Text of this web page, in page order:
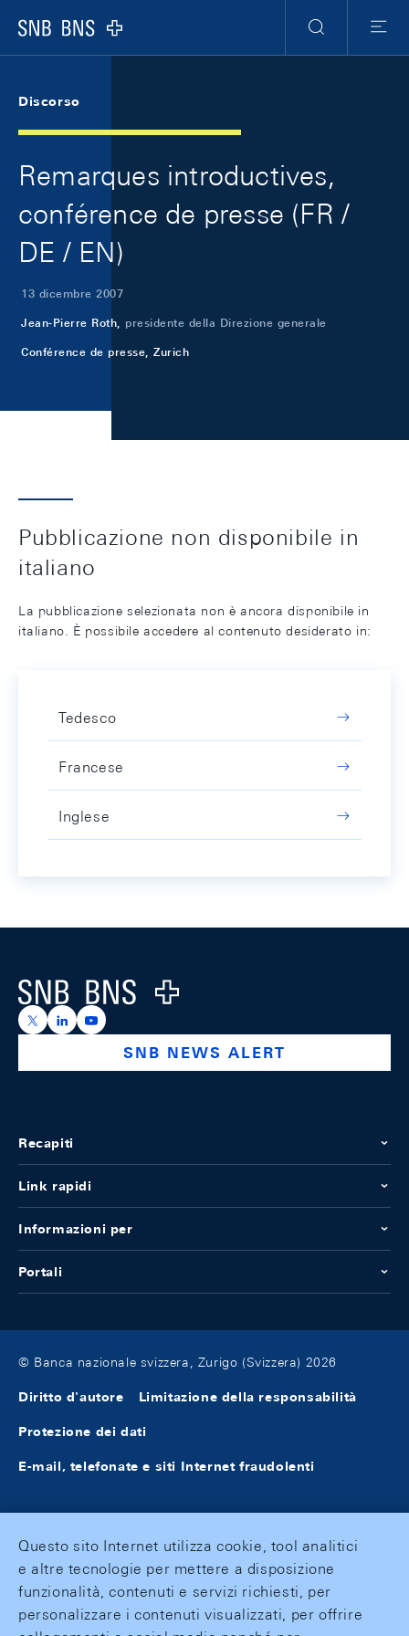
Logo
Ricerca
Menu
Discorso
Remarques introductives,
conférence de presse (FR /
DE / EN)
13 dicembre 2007
Jean-Pierre Roth, presidente della Direzione generale
Conférence de presse, Zurich
Pubblicazione non disponibile in
italiano
La pubblicazione selezionata non è ancora disponibile in
italiano. È possibile accedere al contenuto desiderato in:
Tedesco
Francese
Inglese
Logo
https://x.com/snb_bns
https://ch.linkedin.com/company/swiss-national-
https://www.youtube.com/@swissnationalbank
SNB NEWS ALERT
Recapiti
Link rapidi
Informazioni per
Portali
© Banca nazionale svizzera, Zurigo (Svizzera) 2026
Diritto d'autore Limitazione della responsabilità
Protezione dei dati
E-mail, telefonate e siti Internet fraudolenti
Questo sito Internet utilizza cookie, tool analitici
e altre tecnologie per mettere a disposizione
funzionalità, contenuti e servizi richiesti, per
personalizzare i contenuti visualizzati, per offrire